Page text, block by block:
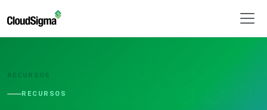
RECURSOS
RECURSOS